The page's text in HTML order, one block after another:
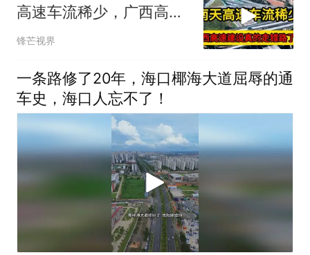
高速车流稀少，广西高速
建设真的走错路了吗？
锋芒视界
一条路修了20年，海口椰海大道屈辱的通
车史，海口人忘不了！